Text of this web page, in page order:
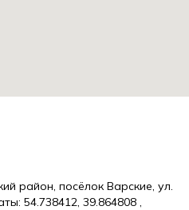
район, посёлок Варские, ул.
54.738412, 39.864808 ,